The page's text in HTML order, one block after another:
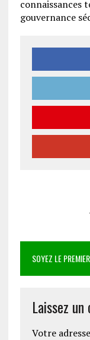
connaissances
gouvernance
SOYEZ LE
Laissez
Votre